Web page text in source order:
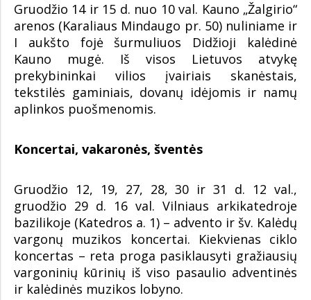
Gruodžio 14 ir 15 d. nuo 10 val. Kauno „Žalgirio“
arenos (Karaliaus Mindaugo pr. 50) nuliniame ir
I aukšto fojė šurmuliuos Didžioji kalėdinė
Kauno mugė. Iš visos Lietuvos atvykę
prekybininkai vilios įvairiais skanėstais,
tekstilės gaminiais, dovanų idėjomis ir namų
aplinkos puošmenomis.
Koncertai, vakaronės, šventės
Gruodžio 12, 19, 27, 28, 30 ir 31 d. 12 val.,
gruodžio 29 d. 16 val. Vilniaus arkikatedroje
bazilikoje (Katedros a. 1) – advento ir šv. Kalėdų
vargonų muzikos koncertai. Kiekvienas ciklo
koncertas – reta proga pasiklausyti gražiausių
vargoninių kūrinių iš viso pasaulio adventinės
ir kalėdinės muzikos lobyno.